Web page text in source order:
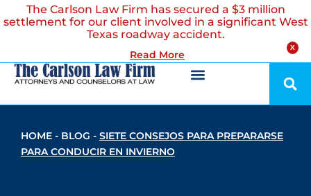
X
The Carlson Law Firm has secured a $3 million
settlement for our client involved in a significant West
Texas roadway accident.
Read More
HOME - BLOG - SIETE CONSEJOS PARA PREPARARSE
PARA CONDUCIR EN INVIERNO